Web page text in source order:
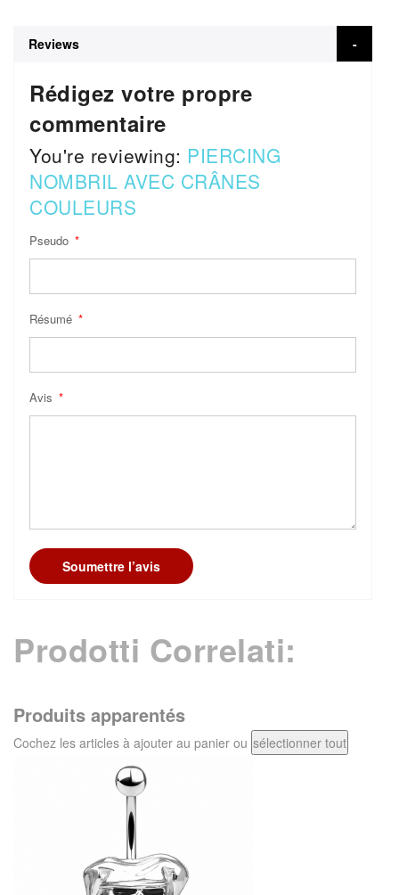
Reviews
Rédigez votre propre
commentaire
You're reviewing: PIERCING
NOMBRIL AVEC CRÂNES
COULEURS
Pseudo
Résumé
Avis
Soumettre l’avis
Prodotti Correlati:
Produits apparentés
Cochez les articles à ajouter au panier ou sélectionner tout